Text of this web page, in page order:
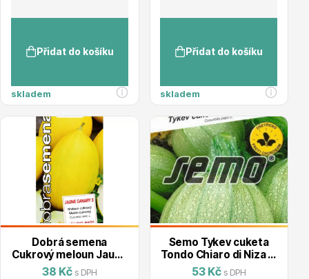
Nářadí, příslušenství
Postřiky, přípravky
Přidat do košíku
skladem
Přidat do košíku
skladem
Dobrá semena
Cukrový meloun Jaune
Canary
38 Kč s DPH
Semo Tykev cuketa
Tondo Chiaro di Niza (k
loupání)
53 Kč s DPH